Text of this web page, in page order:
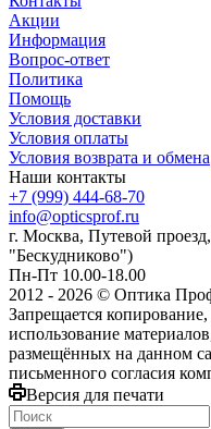
Акции
Информация
Вопрос-ответ
Политика
Помощь
Условия доставки
Условия оплаты
Условия возврата и обмена
Наши контакты
+7 (999) 444-68-70
info@opticsprof.ru
г. Москва, Путевой
"Бескудниково")
Пн-Пт 10.00-18.00
2012 - 2026 © Оптика
Запрещается
использование
размещённых на данном
письменного согласия
Версия для печати